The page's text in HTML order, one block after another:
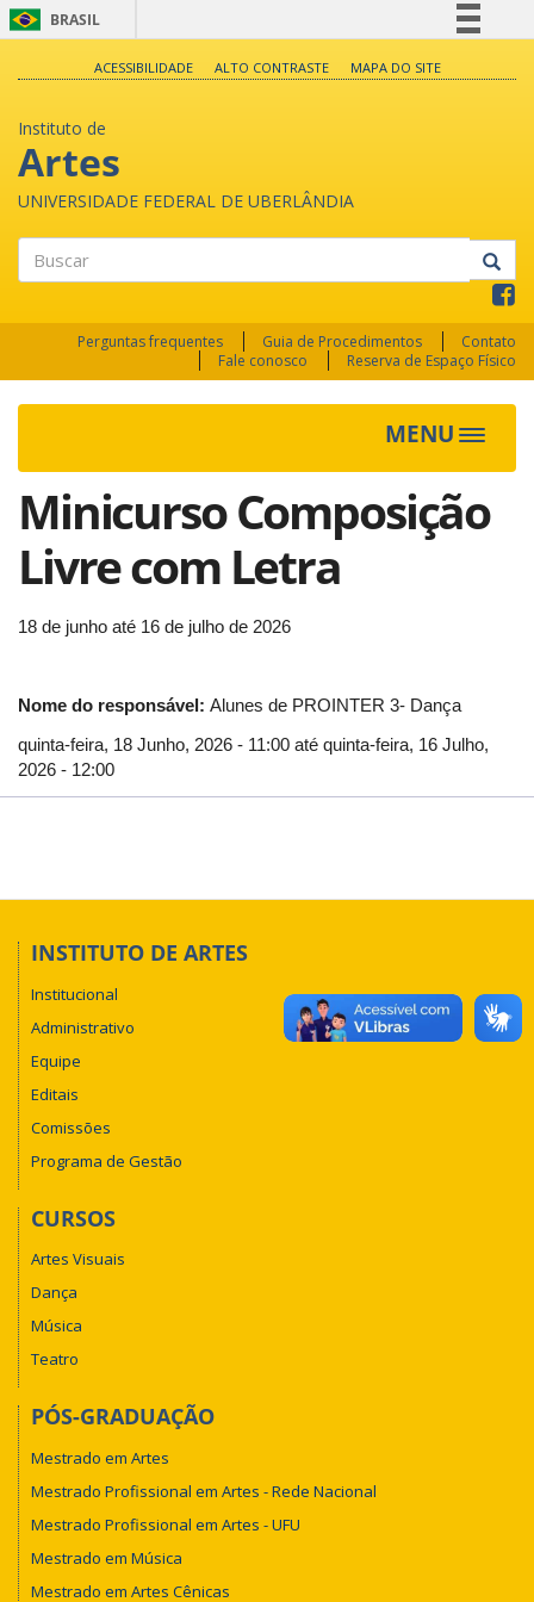
BRASIL
Legislação
Canais
ACESSIBILIDADE ALTO CONTRASTE MAPA DO SITE
Instituto de
Artes
UNIVERSIDADE FEDERAL DE UBERLÂNDIA
Perguntas frequentes Guia de Procedimentos
Contato
Fale conosco
Reserva de Espaço Físico
MENU
Toggle
Minicurso Composição
Livre com Letra
18 de junho até 16 de julho de 2026
Nome do responsável: Alunes de PROINTER 3- Dança
quinta-feira, 18 Junho, 2026 - 11:00 até quinta-feira, 16 Julho,
2026 - 12:00
INSTITUTO DE ARTES
Institucional
Administrativo
Equipe
Editais
Comissões
Programa de Gestão
CURSOS
Artes Visuais
Dança
Música
Teatro
PÓS-GRADUAÇÃO
Mestrado em Artes
Mestrado Profissional em Artes - Rede Nacional
Mestrado Profissional em Artes - UFU
Mestrado em Música
Mestrado em Artes Cênicas